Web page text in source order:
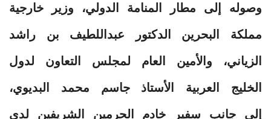
وصوله إلى مطار المنامة الدولي، وزير خارجية
مملكة البحرين الدكتور عبداللطيف بن راشد
الزياني، والأمين العام لمجلس التعاون لدول
الخليج العربية الأستاذ جاسم محمد البديوي،
إلى جانب سفير خادم الحرمين الشريفين لدى